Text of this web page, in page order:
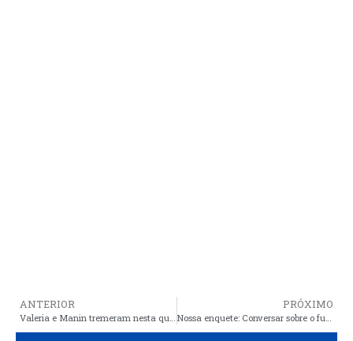
ANTERIOR
Valeria e Manin tremeram nesta quinta feira quando o prefeito e vice-prefeito de Tutóia foram cassados por caso semelhante investigado em Araioses
PRÓXIMO
Nossa enquete: Conversar sobre o futuro político de Araioses é preciso